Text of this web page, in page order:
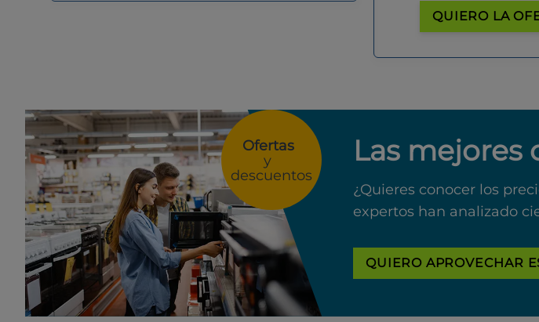
QUIERO LA
Ofertas
y
descuentos
Las mejores
¿Quieres conocer los
expertos han analizado
QUIERO APROVECHAR